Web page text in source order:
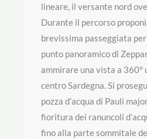
lineare, il versante nord
Durante il percorso
brevissima passeggiata
punto panoramico di
ammirare una vista a 360°
centro Sardegna. Si
pozza d’acqua di Pauli
fioritura dei ranuncoli
fino alla parte sommitale